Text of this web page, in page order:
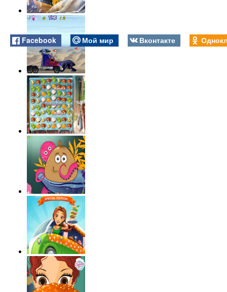
Facebook Мой мир Вконтакте